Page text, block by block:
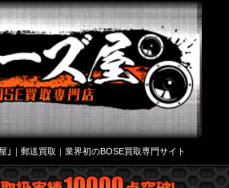
｣｜郵送買取｜業界初のBOSE買取専門サイト